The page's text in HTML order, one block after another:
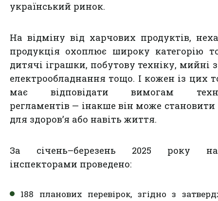
український ринок.
На відміну від харчових продуктів,
продукція охоплює широку категорію
дитячі іграшки, побутову техніку, мийні
електрообладнання тощо. І кожен із цих
має відповідати вимогам
регламентів — інакше він може
для здоров’я або навіть життя.
За січень–березень 2025 року
інспекторами проведено:
188 планових перевірок, згідно з